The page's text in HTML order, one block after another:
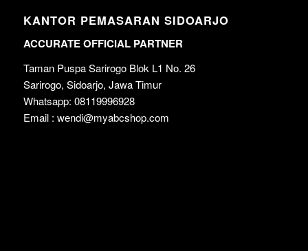
KANTOR PEMASARAN SIDOARJO
ACCURATE OFFICIAL PARTNER
Taman Puspa Sarirogo Blok L1 No. 26
Sarirogo, Sidoarjo, Jawa Timur
Whatsapp: 08119996928
Email : wendi@myabcshop.com